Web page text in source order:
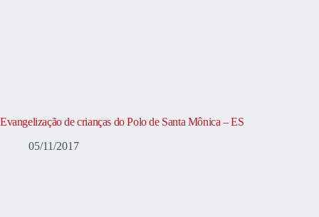
Evangelização de crianças do Polo de Santa Mônica – ES
05/11/2017